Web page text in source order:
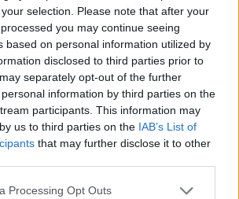
selection. Please note that after your
you may continue seeing
based on personal information utilized by
disclosed to third parties prior to
separately opt-out of the further
information by third parties on the
participants. This information may
us to third parties on the IAB’s List of
that may further disclose it to other
website/app uses one or more Google
Processing Opt Outs